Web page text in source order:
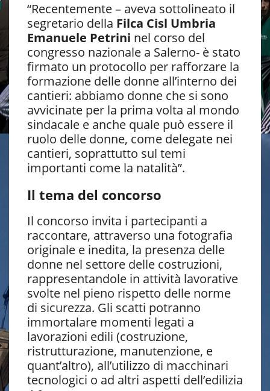
“Recentemente – aveva sottolineato il
segretario della Filca Cisl Umbria
Emanuele Petrini nel corso del
congresso nazionale a Salerno- è stato
firmato un protocollo per rafforzare la
formazione delle donne all’interno dei
cantieri: abbiamo donne che si sono
avvicinate per la prima volta al mondo
sindacale e anche quale può essere il
ruolo delle donne, come delegate nei
cantieri, soprattutto sul temi
importanti come la natalità”.
Il tema del concorso
Il concorso invita i partecipanti a
raccontare, attraverso una fotografia
originale e inedita, la presenza delle
donne nel settore delle costruzioni,
rappresentandole in attività lavorative
svolte nel pieno rispetto delle norme
di sicurezza. Gli scatti potranno
immortalare momenti legati a
lavorazioni edili (costruzione,
ristrutturazione, manutenzione, e
quant’altro), all’utilizzo di macchinari
tecnologici o ad altri aspetti dell’edilizia